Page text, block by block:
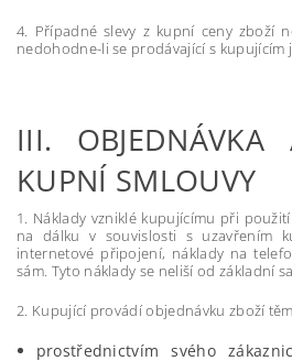
4. Případné slevy z kupní ceny zboží
nedohodne-li se prodávající s kupujícím
III.
KUPNÍ SMLOUVY
1. Náklady vzniklé kupujícímu při
na dálku v souvislosti s uzavřením
internetové připojení, náklady na
sám. Tyto náklady se neliší od základní
2. Kupující provádí objednávku zboží
prostřednictvím svého